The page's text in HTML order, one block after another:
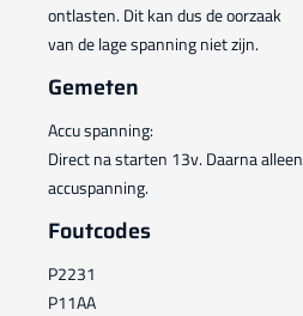
ontlasten. Dit kan dus de oorzaak
van de lage spanning niet zijn.
Gemeten
Accu spanning:
Direct na starten 13v. Daarna alleen
accuspanning.
Foutcodes
P2231
P11AA